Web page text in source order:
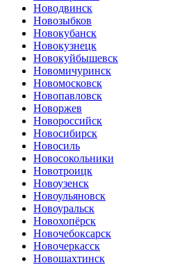
Новодвинск
Новозыбков
Новокубанск
Новокузнецк
Новокуйбышевск
Новомичуринск
Новомосковск
Новопавловск
Новоржев
Новороссийск
Новосибирск
Новосиль
Новосокольники
Новотроицк
Новоузенск
Новоульяновск
Новоуральск
Новохопёрск
Новочебоксарск
Новочеркасск
Новошахтинск